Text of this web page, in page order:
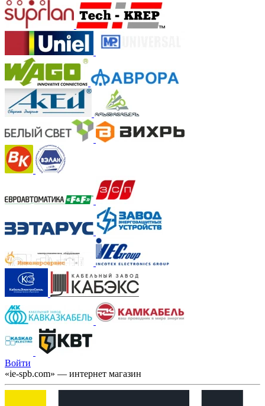
Войти
«ie-spb.com» — интернет магазин